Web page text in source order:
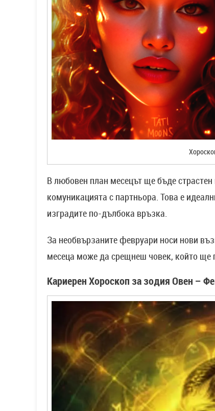
В любовен план месецът ще бъде
комуникацията с партньора. Това е
изградите по-дълбока връзка.
За необвързаните февруари носи нови
месеца може да срещнеш човек, който ще
Кариерен Хороскоп за зодия Овен –